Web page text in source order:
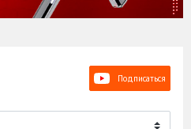
Подписаться